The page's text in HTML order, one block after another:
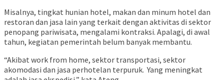
Misalnya, tingkat hunian hotel, makan dan minum hotel dan
restoran dan jasa lain yang terkait dengan aktivitas di sektor
penopang pariwisata, mengalami kontraksi. Apalagi, di awal
tahun, kegiatan pemerintah belum banyak membantu.
“Akibat work from home, sektor transportasi, sektor
akomodasi dan jasa perhotelan terpuruk. Yang meningkat